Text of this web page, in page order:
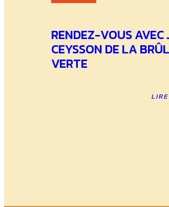
RENDEZ-VOUS AVEC
CEYSSON DE LA
VERTE